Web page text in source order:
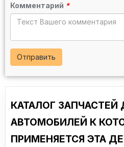
Комментарий *
Отправить
КАТАЛОГ ЗАПЧАСТЕЙ
АВТОМОБИЛЕЙ К
ПРИМЕНЯЕТСЯ ЭТА